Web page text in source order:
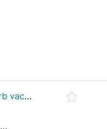
Hogyan enni egy könnyű No -Carb vacsora lefogy
Hogyan építsünk Muscle az alacsony szénhidráttartalmú diéta